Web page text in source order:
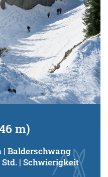
m)
| Balderschwang
| Schwierigkeit